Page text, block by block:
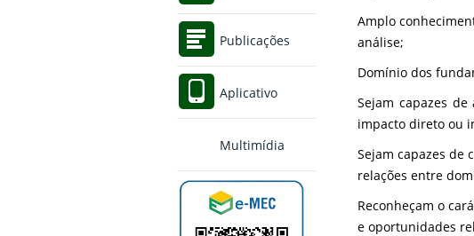
Publicações
Aplicativo
Multimídia
Amplo
análise;
Domínio dos
Sejam capazes
impacto direto ou
Sejam capazes de
relações entre
Reconheçam o
e oportunidades